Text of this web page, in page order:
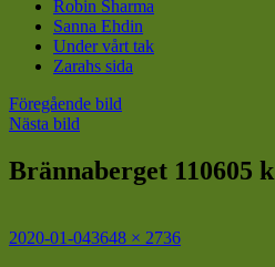
Robin Sharma
Sanna Ehdin
Under vårt tak
Zarahs sida
Föregående bild
Nästa bild
Brännaberget 110605 k
Postat
2020-01-04Full
3648 × 2736